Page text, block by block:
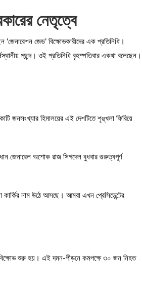
নেতৃত্বে
‘জেনারেশন জেড’ বিক্ষোভকারীদের এক প্রতিনিধি।
পছন্দ। ওই প্রতিনিধি বৃহস্পতিবার একথা বলেছেন।
জনসংখ্যার হিমালয়ের এই দেশটিতে শৃঙ্খলা ফিরিয়ে
জেনারেল অশোক রাজ সিগদেল বুধবার গুরুত্বপূর্ণ
কার্কির নাম উঠে আসছে। আমরা এখন প্রেসিডেন্টের
বিক্ষোভ শুরু হয়। এই দমন-পীড়নে কমপক্ষে ৩০ জন নিহত